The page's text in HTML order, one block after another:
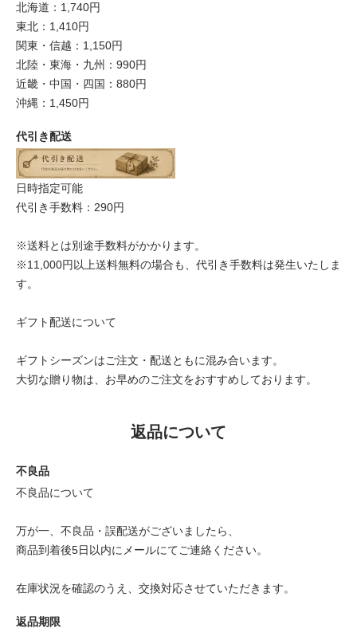
北海道：1,740円
東北：1,410円
関東・信越：1,150円
北陸・東海・九州：990円
近畿・中国・四国：880円
沖縄：1,450円
代引き配送
日時指定可能
代引き手数料：290円
※送料とは別途手数料がかかります。
※11,000円以上送料無料の場合も、代引き手数料は発生いたしま
す。
ギフト配送について
ギフトシーズンはご注文・配送ともに混み合います。
大切な贈り物は、お早めのご注文をおすすめしております。
返品について
不良品
不良品について
万が一、不良品・誤配送がございましたら、
商品到着後5日以内にメールにてご連絡ください。
在庫状況を確認のうえ、交換対応させていただきます。
返品期限